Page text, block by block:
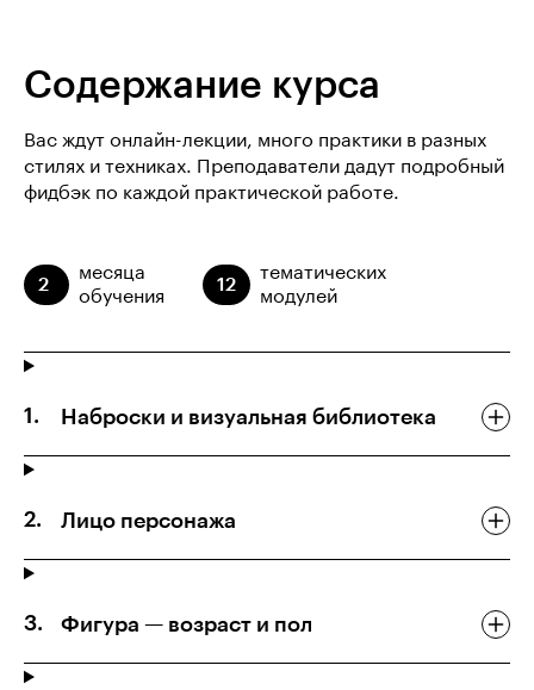
Содержание курса
Вас ждут онлайн-лекции, много практики в разных
стилях и техниках. Преподаватели дадут подробный
фидбэк по каждой практической работе.
2
месяца
обучения
12
тематических
модулей
Наброски и визуальная библиотека
Лицо персонажа
Фигура — возраст и пол